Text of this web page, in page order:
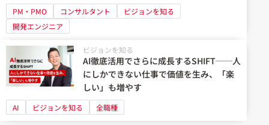
PM・PMO コンサルタント
ビジョンを知る
開発エンジニア
ビジョンを知る
AI徹底活用でさらに成長するSHIFT──人
にしかできない仕事で価値を生み、「楽
しい」も増やす
AI ビジョンを知る 全職種